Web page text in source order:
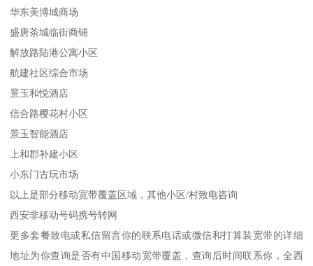
华东美博城商场
盛唐茶城临街商铺
解放路陆港公寓小区
航建社区综合市场
景玉和悦酒店
信合路樱花村小区
景玉智能酒店
上和郡补建小区
小东门古玩市场
以上是部分移动宽带覆盖区域，其他小区/村致电咨询
西安非移动号码携号转网
更多套餐致电或私信留言你的联系电话或微信和打算装宽带的详细
地址为你查询是否有中国移动宽带覆盖，查询后时间联系你，全西